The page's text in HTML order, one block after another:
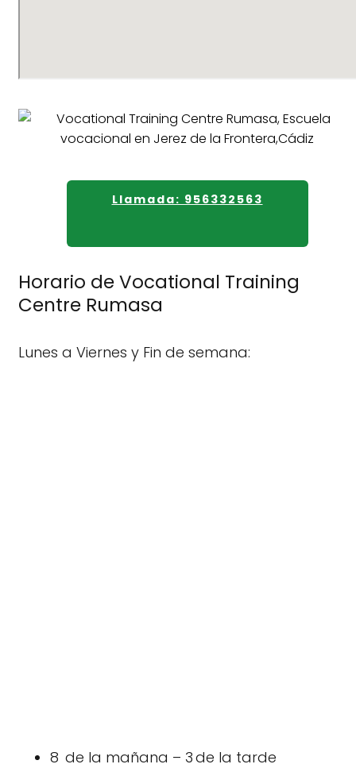
Llamada: 956332563
Horario de Vocational Training
Centre Rumasa
Lunes a Viernes y Fin de semana:
8 de la mañana – 3 de la tarde